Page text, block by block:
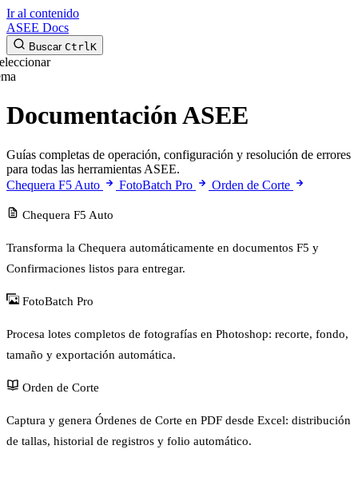
Ir al contenido
ASEE Docs
Buscar CtrlK
Documentación ASEE
Guías completas de operación, configuración y resolución de errores
para todas las herramientas ASEE.
Chequera F5 Auto
FotoBatch Pro Orden de Corte
Chequera F5 Auto
Transforma la Chequera automáticamente en documentos F5 y
Confirmaciones listos para entregar.
FotoBatch Pro
Procesa lotes completos de fotografías en Photoshop: recorte, fondo,
tamaño y exportación automática.
Orden de Corte
Captura y genera Órdenes de Corte en PDF desde Excel: distribución
de tallas, historial de registros y folio automático.